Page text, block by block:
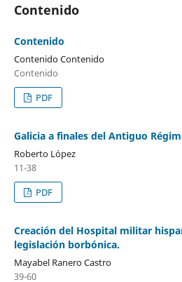
Contenido
Contenido
Contenido Contenido
Contenido
PDF
Galicia a finales del Antiguo
Roberto López
11-38
PDF
Creación del Hospital militar
legislación borbónica.
Mayabel Ranero Castro
39-60